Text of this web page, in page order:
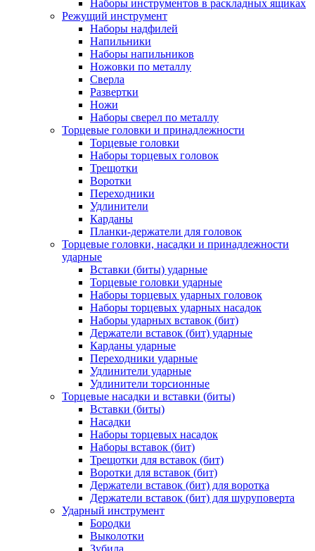
Наборы инструментов в раскладных ящиках
Режущий инструмент
Наборы надфилей
Напильники
Наборы напильников
Ножовки по металлу
Сверла
Развертки
Ножи
Наборы сверел по металлу
Торцевые головки и принадлежности
Торцевые головки
Наборы торцевых головок
Трещотки
Воротки
Переходники
Удлинители
Карданы
Планки-держатели для головок
Торцевые головки, насадки и принадлежности
ударные
Вставки (биты) ударные
Торцевые головки ударные
Наборы торцевых ударных головок
Наборы торцевых ударных насадок
Наборы ударных вставок (бит)
Держатели вставок (бит) ударные
Карданы ударные
Переходники ударные
Удлинители ударные
Удлинители торсионные
Торцевые насадки и вставки (биты)
Вставки (биты)
Насадки
Наборы торцевых насадок
Наборы вставок (бит)
Трещотки для вставок (бит)
Воротки для вставок (бит)
Держатели вставок (бит) для воротка
Держатели вставок (бит) для шуруповерта
Ударный инструмент
Бородки
Выколотки
Зубила